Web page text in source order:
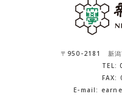
〒950-2181 新潟
TEL:
FAX:
E-mail: